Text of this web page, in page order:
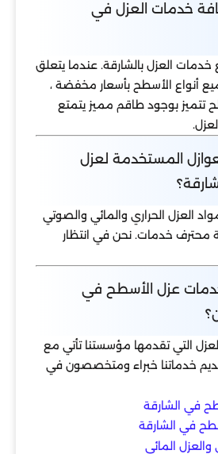
خدمات العزل في
العزل بالشارقة. عندما يتعلق
أنواع الأسطح بأسعار مخفضة ،
تتميز بوجود طاقم مميز يتمتع
المستخدمة لعزل
العزل الحراري والمائي والصوتي
محترف خدمات. نحن في انتظار
عزل الأسطح في
التي تقدمها مؤسستنا تأتي مع
خدماتنا خبراء ومتخصصون في
في الشارقة
في الشارقة
والعزل المائي